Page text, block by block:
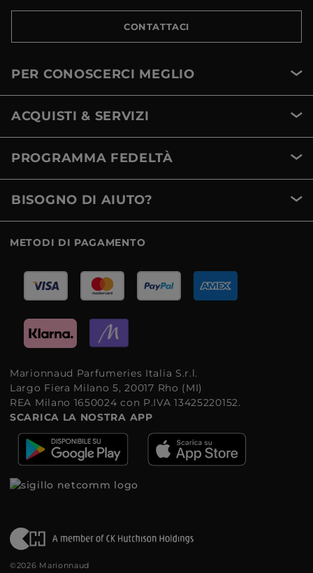
CONTATTACI
PER CONOSCERCI MEGLIO
ACQUISTI & SERVIZI
PROGRAMMA FEDELTÀ
BISOGNO DI AIUTO?
METODI DI PAGAMENTO
Marionnaud Parfumeries Italia S.r.l.
Largo Fiera Milano 5, 20017 Rho (MI)
REA Milano 1650024 con P.IVA 13425220152.
SCARICA LA NOSTRA APP
©2026 Marionnaud